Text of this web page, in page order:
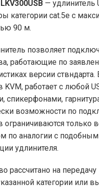
— удлинитель
категории cat.5e с
90 м.
позволяет
работающие по
версии ствндарта.
KVM, работает с любой
спикерфонами,
возможности по
ограничиваются только
по аналогии с
удлинителя.
рассчитано на
категории или